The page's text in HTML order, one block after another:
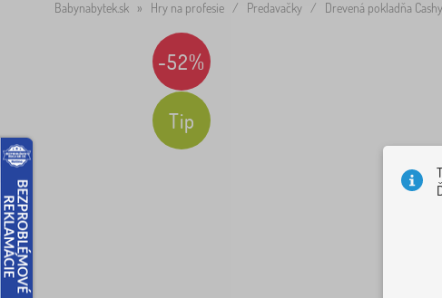
Babynabytek.sk » Hry na profesie / Predavačky / Drevená pokladňa
-52%
Tip